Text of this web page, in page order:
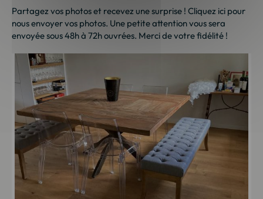
Partagez vos photos et recevez une surprise ! Cliquez ici pour
nous envoyer vos photos. Une petite attention vous sera
envoyée sous 48h à 72h ouvrées. Merci de votre fidélité !